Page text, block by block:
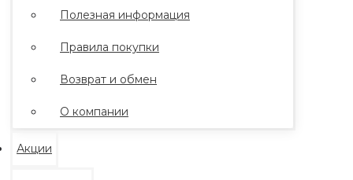
Полезная информация
Правила покупки
Возврат и обмен
О компании
Акции